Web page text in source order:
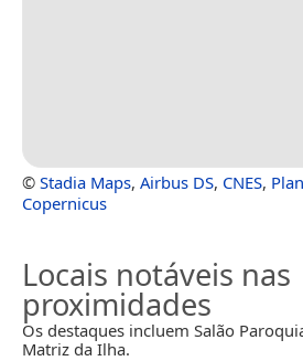
© Stadia Maps, Airbus DS, CNES,
Copernicus
Locais notáveis nas
proximidades
Os destaques incluem Salão
Matriz da Ilha.